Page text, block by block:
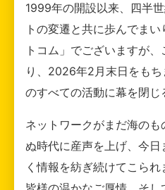
1999年の開設以来、四半
トの変遷と共に歩んでま
トコム」でございますが
り、2026年2月末日をも
のすべての活動に幕を閉じ
ネットワークがまだ海の
ぬ時代に産声を上げ、今
く情報を紡ぎ続けてこら